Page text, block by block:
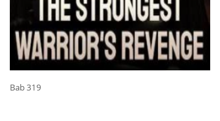
Bab 319